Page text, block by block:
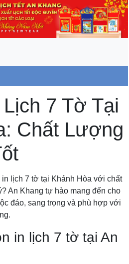
An Khang
7 Tờ Tại
Chất Lượng
in lịch 7 tờ tại Khánh Hòa với chất
An Khang tự hào mang đến cho
đáo, sang trọng và phù hợp với
in lịch 7 tờ tại An